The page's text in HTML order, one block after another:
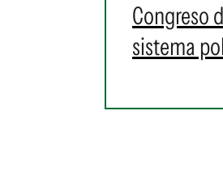
Congreso
sistema